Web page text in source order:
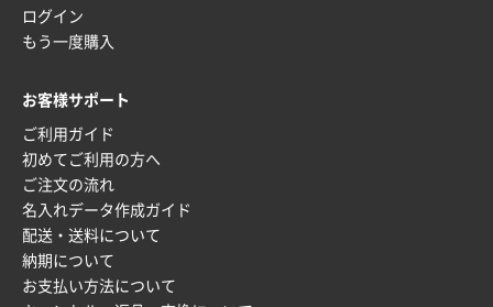
神奈川県S社様
2025年12月16日 10:39
短納期対応が素晴らしい
富山県O社様
uni ジェットストリーム 07
2025年12月09日 14:04
安い、早い
ログイン
もう一度購入
お客様サポート
ご利用ガイド
初めてご利用の方へ
ご注文の流れ
名入れデータ作成ガイド
配送・送料について
納期について
お支払い方法について